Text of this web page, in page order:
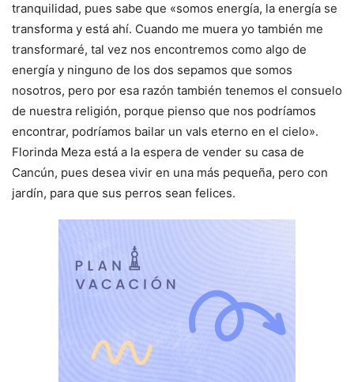
tranquilidad, pues sabe que «somos energía, la energía se
transforma y está ahí. Cuando me muera yo también me
transformaré, tal vez nos encontremos como algo de
energía y ninguno de los dos sepamos que somos
nosotros, pero por esa razón también tenemos el consuelo
de nuestra religión, porque pienso que nos podríamos
encontrar, podríamos bailar un vals eterno en el cielo».
Florinda Meza está a la espera de vender su casa de
Cancún, pues desea vivir en una más pequeña, pero con
jardín, para que sus perros sean felices.